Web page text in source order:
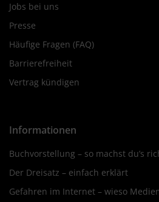
Jobs bei uns
Presse
Häufige Fragen (FAQ)
Barrierefreiheit
Vertrag kündigen
Informationen
Buchvorstellung – so machst du’s
Der Dreisatz – einfach erklärt
Gefahren im Internet – wieso